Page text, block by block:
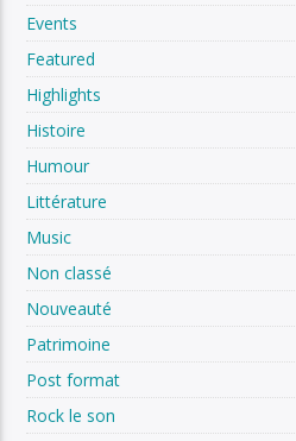
Events
Featured
Highlights
Histoire
Humour
Littérature
Music
Non classé
Nouveauté
Patrimoine
Post format
Rock le son